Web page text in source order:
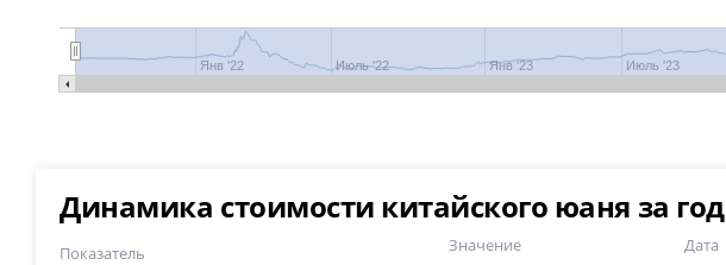
Янв '22 Июль '22 Янв '23 Июль '23
Динамика стоимости китайского юаня за год
Показатель Значение Дата